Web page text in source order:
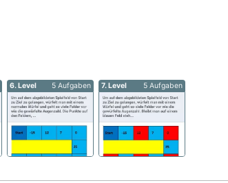
6. Level 5 Aufgaben 7. Level 5 Aufgaben